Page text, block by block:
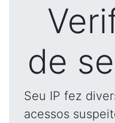
de
Seu IP fez
acessos